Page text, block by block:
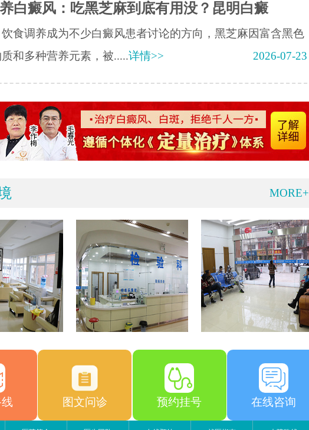
白癜风：吃黑芝麻到底有用没？昆明白癜
食调养成为不少白癜风患者讨论的方向，黑芝麻因富含黑色
和多种营养元素，被.....详情>> 2026-07-23
MORE+
图文问诊 预约挂号 在线咨询